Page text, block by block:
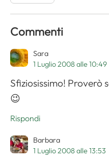
Commenti
Sara
1 Luglio 2008 alle 10:49
Sfiziosissimo! Proverò
😉
Rispondi
Barbara
1 Luglio 2008 alle 13:53